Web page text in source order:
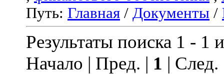
Путь: Главная / Документы /
Результаты поиска 1 - 1
Начало | Пред. | 1 |